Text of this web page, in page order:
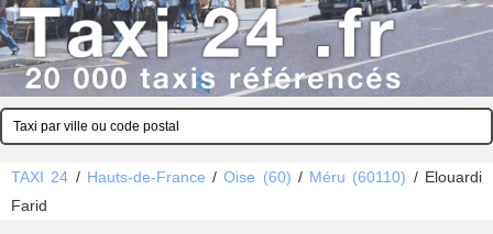
TAXI 24 / Hauts-de-France /Oise (60) / Méru (60110) / Elouardi
Farid